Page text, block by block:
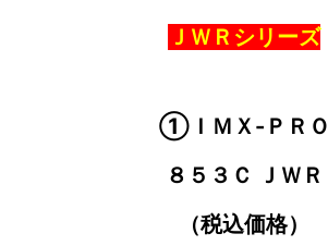
ＪＷＲシリーズ
①ＩＭＸ-ＰＲＯ
８５３Ｃ ＪＷＲ
（税込価格）